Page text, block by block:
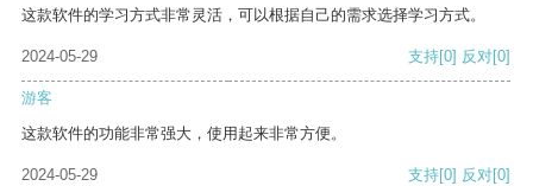
这款软件的学习方式非常灵活，可以根据自己的需求选择学习方式。
2024-05-29 支持[0] 反对[0]
游客
这款软件的功能非常强大，使用起来非常方便。
2024-05-29 支持[0] 反对[0]